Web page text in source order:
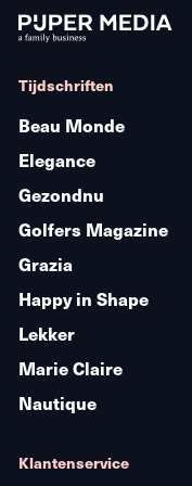
Tijdschriften
Beau Monde
Elegance
Gezondnu
Golfers Magazine
Grazia
Happy in Shape
Lekker
Marie Claire
Nautique
Klantenservice